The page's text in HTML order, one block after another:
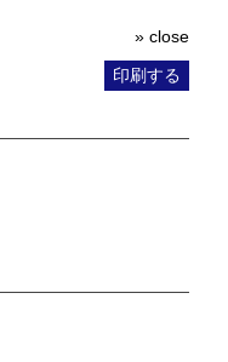
» close
印刷する